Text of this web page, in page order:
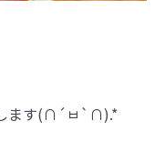
ます(∩´ㅂ`∩).*